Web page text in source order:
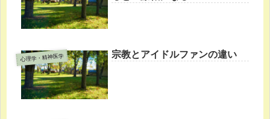
心理学・精神医学 宗教とアイドルファンの違い